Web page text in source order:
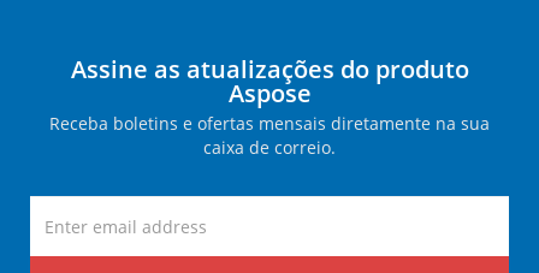
Assine as atualizações do produto
Aspose
Receba boletins e ofertas mensais diretamente na sua
caixa de correio.